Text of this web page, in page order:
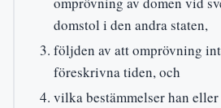
domstol i den andra staten,
följden av att omprövning
föreskrivna tiden, och
vilka bestämmelser han